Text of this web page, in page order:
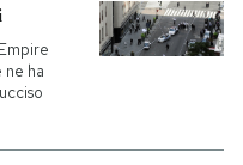
Ok Boomer!
Media
Europa
ne ha